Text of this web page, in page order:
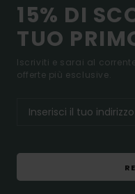
15% DI
TUO
Iscriviti e sarai al
offerte più esclusive.